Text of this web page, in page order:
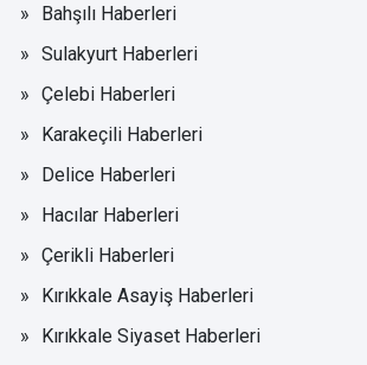
Bahşılı Haberleri
Sulakyurt Haberleri
Çelebi Haberleri
Karakeçili Haberleri
Delice Haberleri
Hacılar Haberleri
Çerikli Haberleri
Kırıkkale Asayiş Haberleri
Kırıkkale Siyaset Haberleri